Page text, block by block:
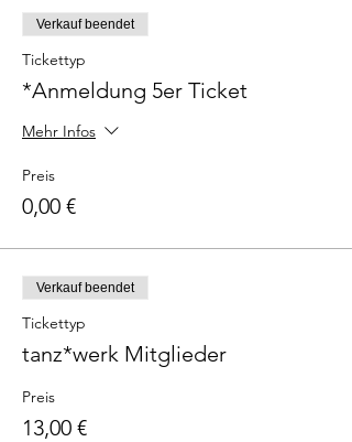
Verkauf beendet
Tickettyp
*Anmeldung 5er Ticket
Mehr Infos
Preis
0,00 €
Verkauf beendet
Tickettyp
tanz*werk Mitglieder
Preis
13,00 €